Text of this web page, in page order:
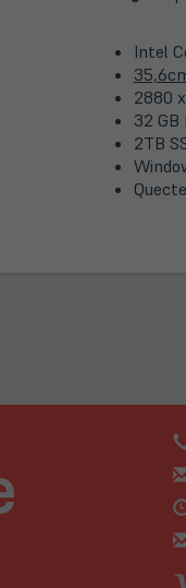
Intel
2880
32
2TB